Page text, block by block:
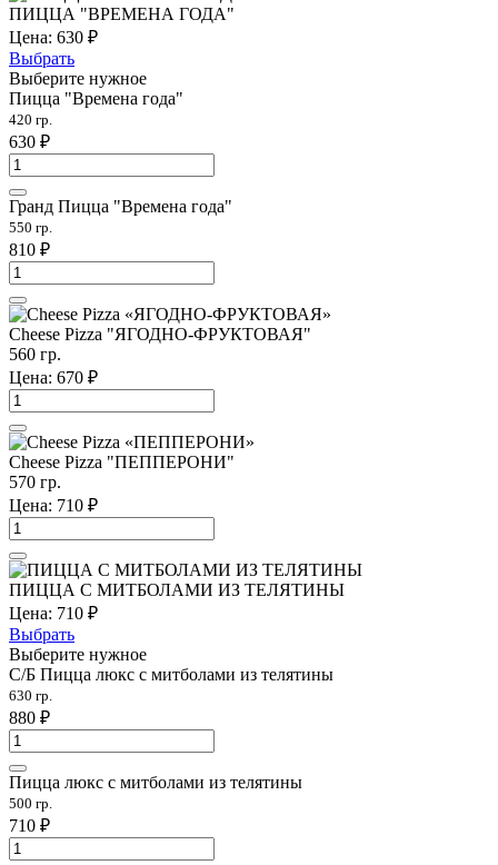
ПИЦЦА "ВРЕМЕНА ГОДА"
Цена: 630 ₽
Выбрать
Выберите нужное
Пицца "Времена года"
420 гр.
630 ₽
Гранд Пицца "Времена года"
550 гр.
810 ₽
Cheese Pizza "ЯГОДНО-ФРУКТОВАЯ"
560 гр.
Цена: 670 ₽
Cheese Pizza "ПЕППЕРОНИ"
570 гр.
Цена: 710 ₽
ПИЦЦА С МИТБОЛАМИ ИЗ ТЕЛЯТИНЫ
Цена: 710 ₽
Выбрать
Выберите нужное
С/Б Пицца люкс с митболами из телятины
630 гр.
880 ₽
Пицца люкс с митболами из телятины
500 гр.
710 ₽